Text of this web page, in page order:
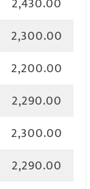
2,300.00
2,200.00
2,290.00
2,300.00
2,290.00